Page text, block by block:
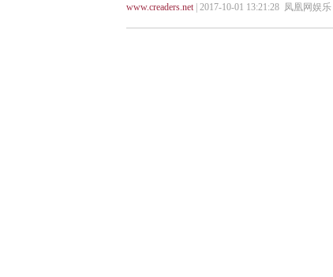
www.creaders.net| 2017-10-01 13:21:28 凤凰网娱乐 |